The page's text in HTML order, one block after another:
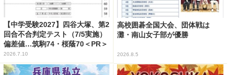
【中学受験2027】四谷大塚、第2
回合不合判定テスト（7/5実施）
偏差値…筑駒74・桜蔭70＜PR＞
2026.7.10
高校囲碁全国大会、団体戦は
灘・南山女子部が優勝
2026.8.5